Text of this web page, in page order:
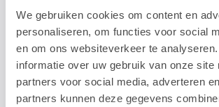
We gebruiken cookies om content en
personaliseren, om functies voor social
en om ons websiteverkeer te
informatie over uw gebruik van onze site
partners voor social media, adverteren
partners kunnen deze gegevens
Wij gebruiken je e-mailadres enkel om
nieuwsbrief te kunnen mailen. We geven dit
derden, en houden het bij zolang je je